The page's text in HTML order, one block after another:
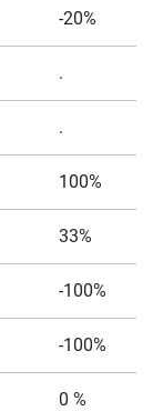
-20%
.
.
100%
33%
-100%
-100%
0 %